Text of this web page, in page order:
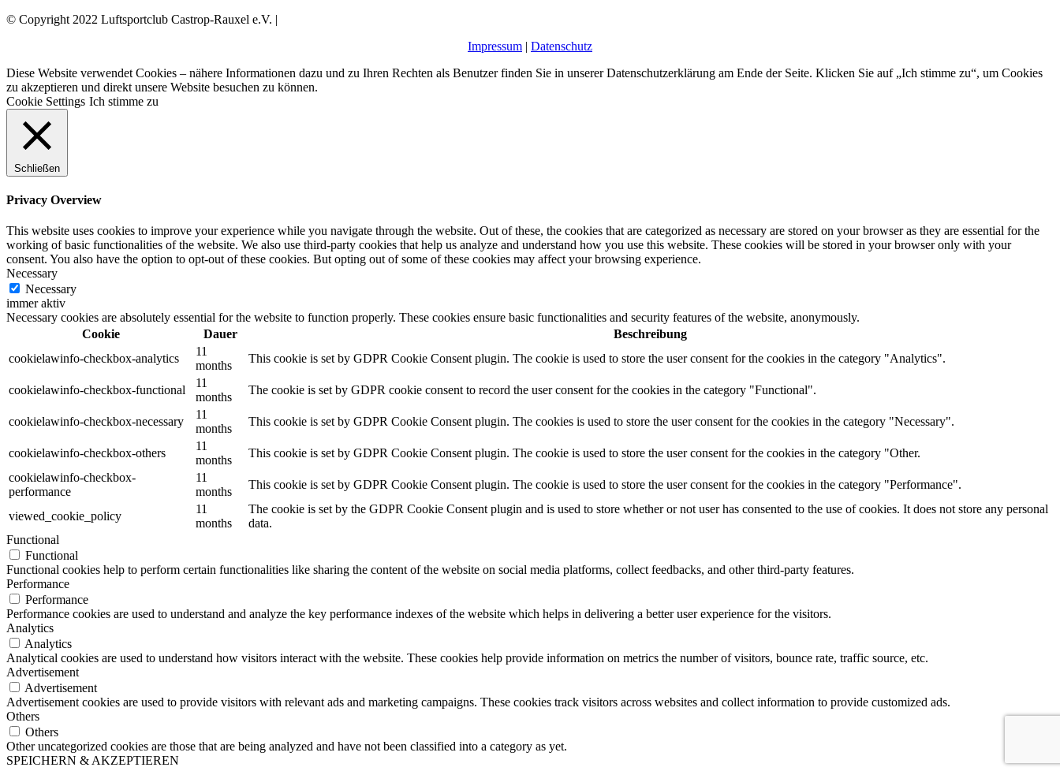
© Copyright 2022 Luftsportclub Castrop-Rauxel e.V. |
Impressum | Datenschutz
Diese Website verwendet Cookies – nähere Informationen dazu und zu Ihren Rechten als Benutzer finden Sie in unserer Datenschutzerklärung am Ende der Seite. Klicken Sie auf „Ich stimme zu“, um Cookies
zu akzeptieren und direkt unsere Website besuchen zu können.
Cookie Settings Ich stimme zu
Schließen
Privacy Overview
This website uses cookies to improve your experience while you navigate through the website. Out of these, the cookies that are categorized as necessary are stored on your browser as they are essential for the
working of basic functionalities of the website. We also use third-party cookies that help us analyze and understand how you use this website. These cookies will be stored in your browser only with your
consent. You also have the option to opt-out of these cookies. But opting out of some of these cookies may affect your browsing experience.
Necessary
Necessary
immer aktiv
Necessary cookies are absolutely essential for the website to function properly. These cookies ensure basic functionalities and security features of the website, anonymously.
Cookie
Dauer
Beschreibung
cookielawinfo-checkbox-analytics
11
months
This cookie is set by GDPR Cookie Consent plugin. The cookie is used to store the user consent for the cookies in the category "Analytics".
cookielawinfo-checkbox-functional
11
months
The cookie is set by GDPR cookie consent to record the user consent for the cookies in the category "Functional".
cookielawinfo-checkbox-necessary
11
months
This cookie is set by GDPR Cookie Consent plugin. The cookies is used to store the user consent for the cookies in the category "Necessary".
cookielawinfo-checkbox-others
11
months
This cookie is set by GDPR Cookie Consent plugin. The cookie is used to store the user consent for the cookies in the category "Other.
cookielawinfo-checkbox-
performance
11
months
This cookie is set by GDPR Cookie Consent plugin. The cookie is used to store the user consent for the cookies in the category "Performance".
viewed_cookie_policy
11
months
The cookie is set by the GDPR Cookie Consent plugin and is used to store whether or not user has consented to the use of cookies. It does not store any personal
data.
Functional
Functional
Functional cookies help to perform certain functionalities like sharing the content of the website on social media platforms, collect feedbacks, and other third-party features.
Performance
Performance
Performance cookies are used to understand and analyze the key performance indexes of the website which helps in delivering a better user experience for the visitors.
Analytics
Analytics
Analytical cookies are used to understand how visitors interact with the website. These cookies help provide information on metrics the number of visitors, bounce rate, traffic source, etc.
Advertisement
Advertisement
Advertisement cookies are used to provide visitors with relevant ads and marketing campaigns. These cookies track visitors across websites and collect information to provide customized ads.
Others
Others
Other uncategorized cookies are those that are being analyzed and have not been classified into a category as yet.
SPEICHERN & AKZEPTIEREN